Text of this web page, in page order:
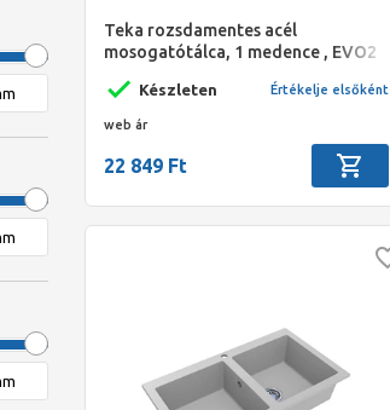
Teka rozsdamentes acél
mosogatótálca, 1 medence , EVO2
Készleten Értékelje elsőként
web ár
22 849 Ft